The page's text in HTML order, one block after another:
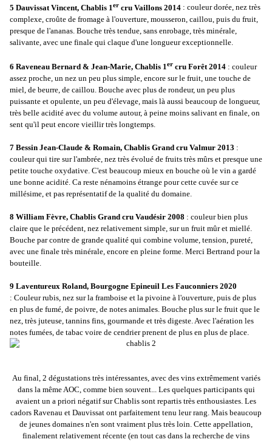
5 Dauvissat Vincent, Chablis 1er cru Vaillons 2014 : couleur dorée, nez très
complexe, croûte de fromage à l'ouverture, mousseron, caillou, puis du fruit,
presque de l'ananas. Bouche très tendue, sans enrobage, très minérale,
salivante, avec une finale qui claque d'une longueur exceptionnelle.
6 Raveneau Bernard & Jean-Marie, Chablis 1er cru Forêt 2014 : couleur
assez proche, un nez un peu plus simple, encore sur le fruit, une touche de
miel, de beurre, de caillou. Bouche avec plus de rondeur, un peu plus
puissante et opulente, un peu d'élevage, mais là aussi beaucoup de longueur,
très belle acidité avec du volume autour, à peine moins salivant en finale, on
sent qu'il peut encore vieillir très longtemps.
7 Bessin Jean-Claude & Romain, Chablis Grand cru Valmur 2013 :
couleur qui tire sur l'ambrée, nez très évolué de fruits très mûrs et presque une
petite touche oxydative. C'est beaucoup mieux en bouche où le vin a gardé
une bonne acidité. Ca reste nénamoins étrange pour cette cuvée sur ce
millésime, et pas représentatif de la qualité du domaine.
8 William Fèvre, Chablis Grand cru Vaudésir 2008 : couleur bien plus
claire que le précédent, nez relativement simple, sur un fruit mûr et miellé.
Bouche par contre de grande qualité qui combine volume, tension, pureté,
avec une finale très minérale, encore en pleine forme. Merci Bertrand pour la
bouteille.
9 Laventureux Roland, Bourgogne Epineuil Les Fauconniers 2020
: Couleur rubis, nez sur la framboise et la pivoine à l'ouverture, puis de plus
en plus de fumé, de poivre, de notes animales. Bouche plus sur le fruit que le
nez, très juteuse, tannins fins, gourmande et très digeste. Avec l'aération les
notes fumées, de tabac voire de cendrier prenent de plus en plus de place.
Au final, 2 dégustations très intéressantes, avec des vins extrêmement variés
dans la même AOC, comme bien souvent... Les quelques participants qui
avaient un a priori négatif sur Chablis sont repartis très enthousiastes. Les
cadors Ravenau et Dauvissat ont parfaitement tenu leur rang. Mais beaucoup
de jeunes domaines n'en sont vraiment plus très loin. Cette appellation,
finalement relativement récente (en tout cas dans la recherche de vins